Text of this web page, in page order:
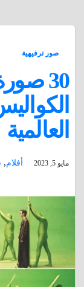
صور ترفيهية
30
العالمية
مايو 5, 2023 أفلام,